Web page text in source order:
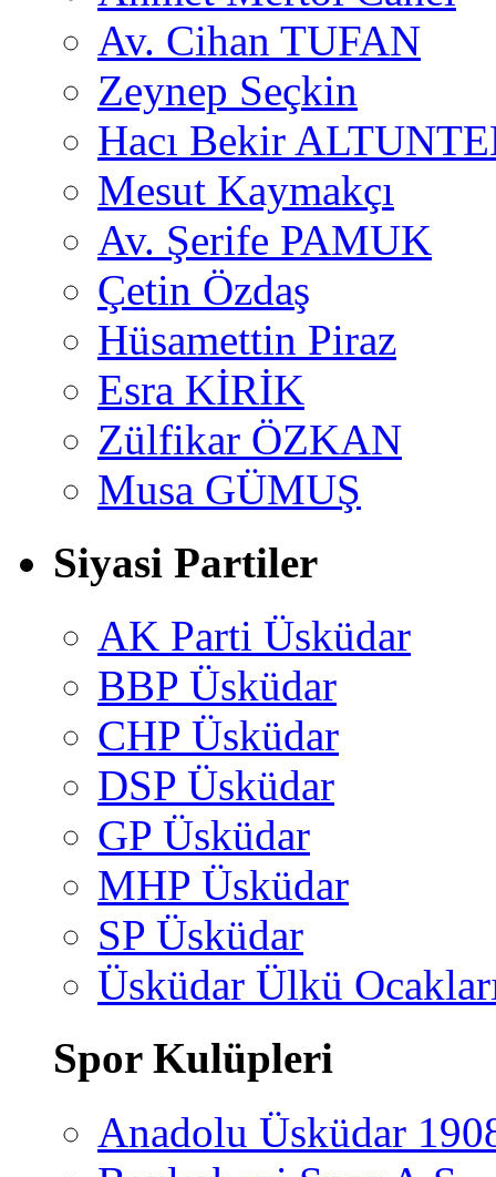
Av. Cihan TUFAN
Zeynep Seçkin
Hacı Bekir
Mesut Kaymakçı
Av. Şerife PAMUK
Çetin Özdaş
Hüsamettin Piraz
Esra KİRİK
Zülfikar ÖZKAN
Musa GÜMUŞ
Siyasi Partiler
AK Parti Üsküdar
BBP Üsküdar
CHP Üsküdar
DSP Üsküdar
GP Üsküdar
MHP Üsküdar
SP Üsküdar
Üsküdar Ülkü
Spor Kulüpleri
Anadolu Üsküdar